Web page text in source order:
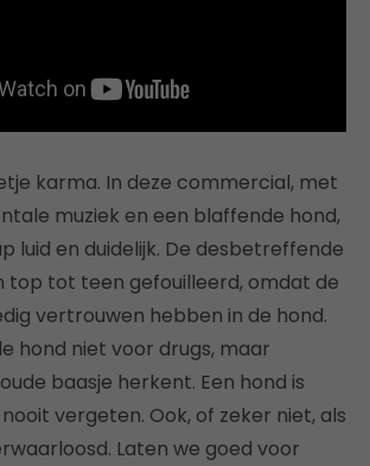
karma. In deze commercial, met
muziek en een blaffende hond,
luid en duidelijk. De desbetreffende
top tot teen gefouilleerd, omdat de
vertrouwen hebben in de hond.
hond niet voor drugs, maar
baasje herkent. Een hond is
vergeten. Ook, of zeker niet, als
Laten we goed voor